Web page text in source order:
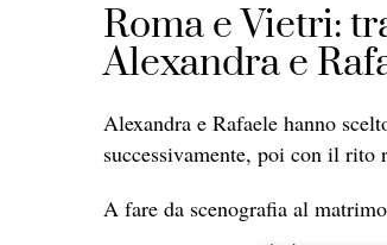
Roma e Vietri:
Alexandra e
Alexandra e Rafaele hanno
successivamente, poi con il rito
A fare da scenografia al